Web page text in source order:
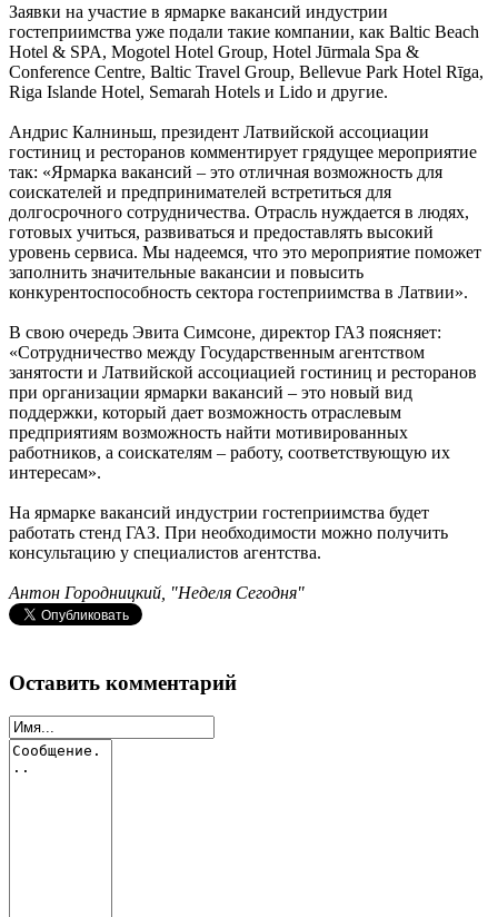
Заявки на участие в ярмарке вакансий индустрии
гостеприимства уже подали такие компании, как Baltic Beach
Hotel & SPA, Mogotel Hotel Group, Hotel Jūrmala Spa &
Conference Centre, Baltic Travel Group, Bellevue Park Hotel Rīga,
Riga Islande Hotel, Semarah Hotels и Lido и другие.
Андрис Калниньш, президент Латвийской ассоциации
гостиниц и ресторанов комментирует грядущее мероприятие
так: «Ярмарка вакансий – это отличная возможность для
соискателей и предпринимателей встретиться для
долгосрочного сотрудничества. Отрасль нуждается в людях,
готовых учиться, развиваться и предоставлять высокий
уровень сервиса. Мы надеемся, что это мероприятие поможет
заполнить значительные вакансии и повысить
конкурентоспособность сектора гостеприимства в Латвии».
В свою очередь Эвита Симсоне, директор ГАЗ поясняет:
«Сотрудничество между Государственным агентством
занятости и Латвийской ассоциацией гостиниц и ресторанов
при организации ярмарки вакансий – это новый вид
поддержки, который дает возможность отраслевым
предприятиям возможность найти мотивированных
работников, а соискателям – работу, соответствующую их
интересам».
На ярмарке вакансий индустрии гостеприимства будет
работать стенд ГАЗ. При необходимости можно получить
консультацию у специалистов агентства.
Антон Городницкий, "Неделя Сегодня"
Оставить комментарий